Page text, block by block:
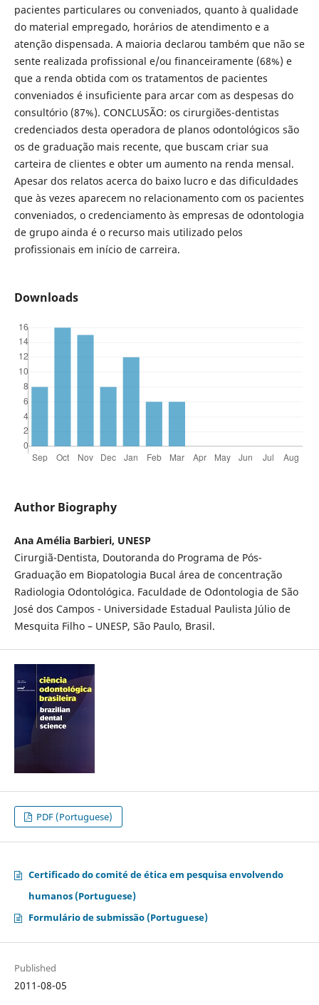
pacientes particulares ou conveniados, quanto à qualidade
do material empregado, horários de atendimento e a
atenção dispensada. A maioria declarou também que não se
sente realizada profissional e/ou financeiramente (68%) e
que a renda obtida com os tratamentos de pacientes
conveniados é insuficiente para arcar com as despesas do
consultório (87%). CONCLUSÃO: os cirurgiões-dentistas
credenciados desta operadora de planos odontológicos são
os de graduação mais recente, que buscam criar sua
carteira de clientes e obter um aumento na renda mensal.
Apesar dos relatos acerca do baixo lucro e das dificuldades
que às vezes aparecem no relacionamento com os pacientes
conveniados, o credenciamento às empresas de odontologia
de grupo ainda é o recurso mais utilizado pelos
profissionais em início de carreira.
Downloads
Author Biography
Ana Amélia Barbieri, UNESP
Cirurgiã-Dentista, Doutoranda do Programa de Pós-
Graduação em Biopatologia Bucal área de concentração
Radiologia Odontológica. Faculdade de Odontologia de São
José dos Campos - Universidade Estadual Paulista Júlio de
Mesquita Filho – UNESP, São Paulo, Brasil.
PDF (Portuguese)
Certificado do comité de ética em pesquisa envolvendo
humanos (Portuguese)
Formulário de submissão (Portuguese)
Published
2011-08-05